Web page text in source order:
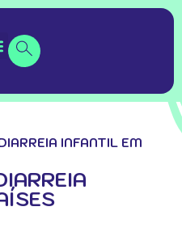
INFANTIL EM